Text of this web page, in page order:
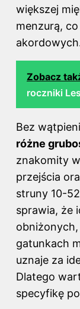
większej
menzurą,
Zobacz
roczniki
Bez
różne
znakomity
przejścia
struny 10-
sprawia, że
gatunkach
uznaje za
Dlatego
specyfikę